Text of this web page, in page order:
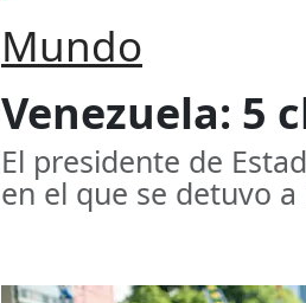
Mundo
Venezuela: 5
El presidente de
en el que se detuvo